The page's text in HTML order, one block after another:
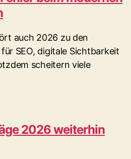
auch 2026 zu den
SEO, digitale Sichtbarkeit
scheitern viele
2026 weiterhin